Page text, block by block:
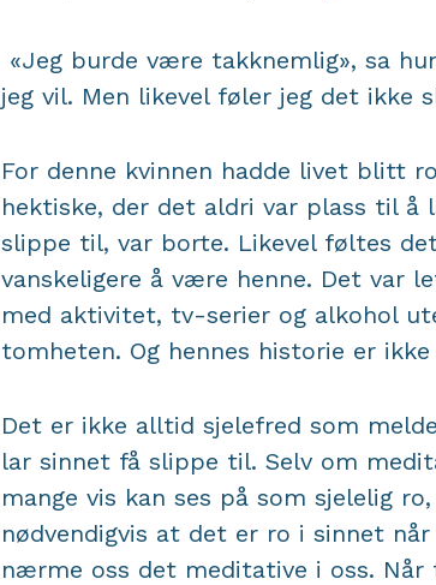
«Jeg burde være takknemlig», sa
jeg vil. Men likevel føler jeg det ikke
For denne kvinnen hadde livet blitt
hektiske, der det aldri var plass til å
slippe til, var borte. Likevel føltes
vanskeligere å være henne. Det var
med aktivitet, tv-serier og alkohol
tomheten. Og hennes historie er ikke
Det er ikke alltid sjelefred som
lar sinnet få slippe til. Selv om
mange vis kan ses på som sjelelig
nødvendigvis at det er ro i sinnet
nærme oss det meditative i oss. Når